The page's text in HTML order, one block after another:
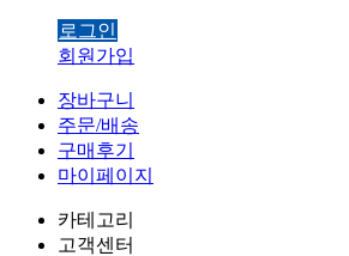
로그인
회원가입
장바구니
주문/배송
구매후기
마이페이지
카테고리
고객센터